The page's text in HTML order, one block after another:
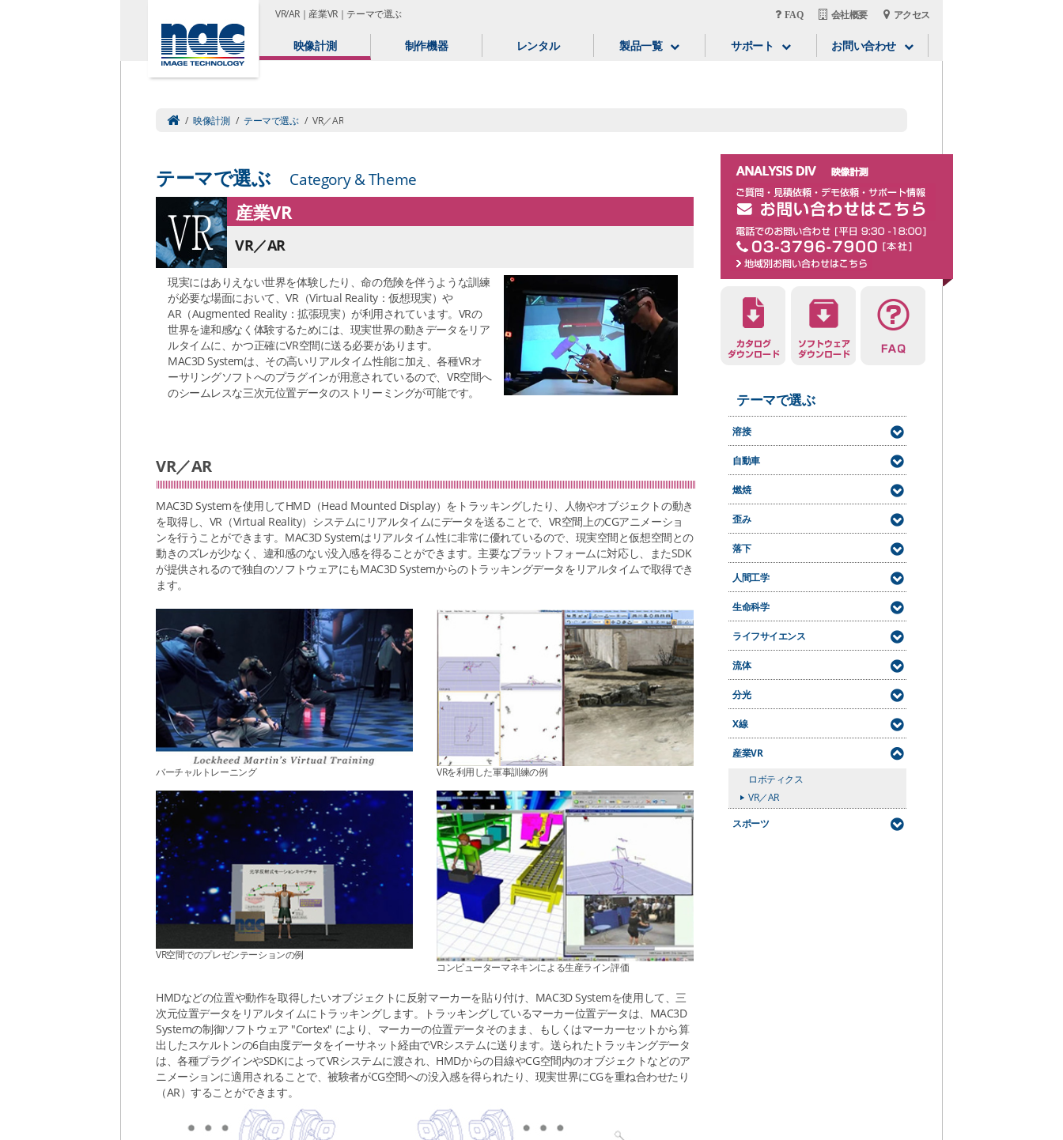
VR/AR｜産業VR｜テーマで選ぶ FAQ 会社概要 アクセス
映像計測 制作機器 レンタル 製品一覧 サポート お問い合わせ
/ 映像計測 / テーマで選ぶ / VR／AR
テーマで選ぶ Category & Theme
産業VR
VR／AR
現実にはありえない世界を体験したり、命の危険を伴うような訓練
が必要な場面において、VR（Virtual Reality：仮想現実）や
AR（Augmented Reality：拡張現実）が利用されています。VRの
世界を違和感なく体験するためには、現実世界の動きデータをリア
ルタイムに、かつ正確にVR空間に送る必要があります。
MAC3D Systemは、その高いリアルタイム性能に加え、各種VRオ
ーサリングソフトへのプラグインが用意されているので、VR空間へ
のシームレスな三次元位置データのストリーミングが可能です。
VR／AR
MAC3D Systemを使用してHMD（Head Mounted Display）をトラッキングしたり、人物やオブジェクトの動き
を取得し、VR（Virtual Reality）システムにリアルタイムにデータを送ることで、VR空間上のCGアニメーショ
ンを行うことができます。MAC3D Systemはリアルタイム性に非常に優れているので、現実空間と仮想空間との
動きのズレが少なく、違和感のない没入感を得ることができます。主要なプラットフォームに対応し、またSDK
が提供されるので独自のソフトウェアにもMAC3D Systemからのトラッキングデータをリアルタイムで取得でき
ます。
バーチャルトレーニング VRを利用した軍事訓練の例
VR空間でのプレゼンテーションの例
コンピューターマネキンによる生産ライン評価
HMDなどの位置や動作を取得したいオブジェクトに反射マーカーを貼り付け、MAC3D Systemを使用して、三
次元位置データをリアルタイムにトラッキングします。トラッキングしているマーカー位置データは、MAC3D
Systemの制御ソフトウェア "Cortex" により、マーカーの位置データそのまま、もしくはマーカーセットから算
出したスケルトンの6自由度データをイーサネット経由でVRシステムに送ります。送られたトラッキングデータ
は、各種プラグインやSDKによってVRシステムに渡され、HMDからの目線やCG空間内のオブジェクトなどのア
ニメーションに適用されることで、被験者がCG空間への没入感を得られたり、現実世界にCGを重ね合わせたり
（AR）することができます。
テーマで選ぶ
溶接
溶接可視化
溶接温度解析
自動車
衝突安全実験
エンジン可視化
サスペンション走行計測
燃焼
燃焼・爆発の可視化解析
歪み
ひずみ・変形
変位挙動
落下
落下・衝撃解析
人間工学
自動車乗り心地
生命科学
べん毛の挙動観察
精子の動作解析
ライフサイエンス
歩行分析
医療福祉
流体
2D/3D PIV
シュリーレン
分光
蛍光寿命計測
X線
X線透視検査
産業VR
ロボティクス
VR／AR
スポーツ